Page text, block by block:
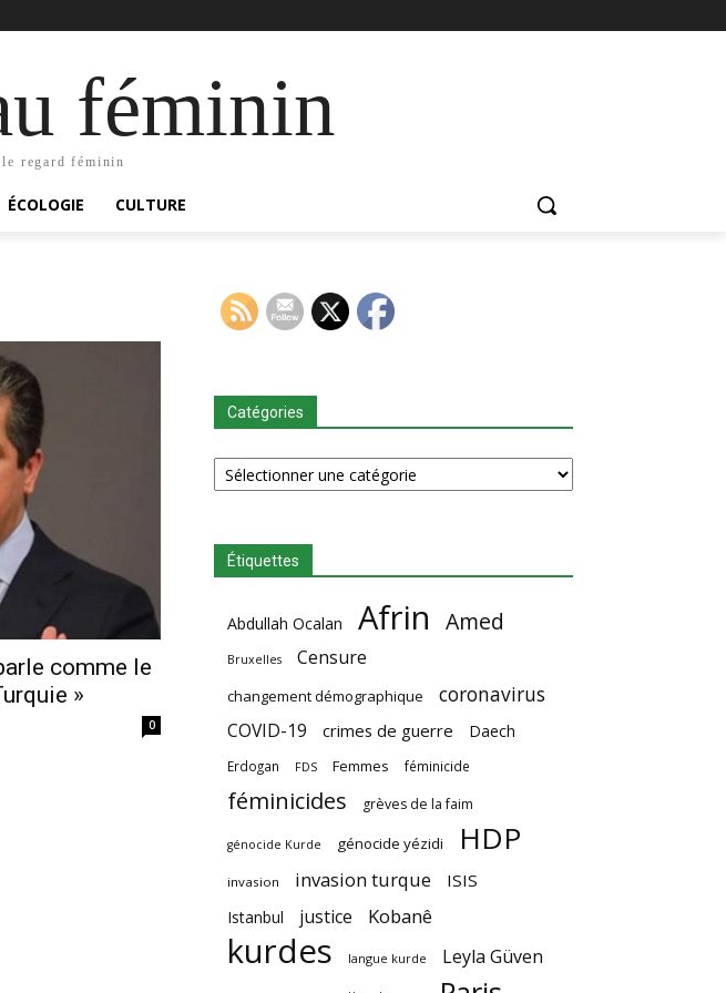
féminin
regard féminin
ÉCOLOGIE CULTURE
comme le
»
0
Catégories
Catégories
Étiquettes
Abdullah Ocalan Afrin Amed
Bruxelles Censure
changement démographique coronavirus
COVID-19 crimes de guerre Daech
Erdogan FDS Femmes féminicide
féminicides grèves de la faim
génocide Kurde génocide yézidi HDP
invasion invasion turque ISIS
Istanbul justice Kobanê
kurdes langue kurde Leyla Güven